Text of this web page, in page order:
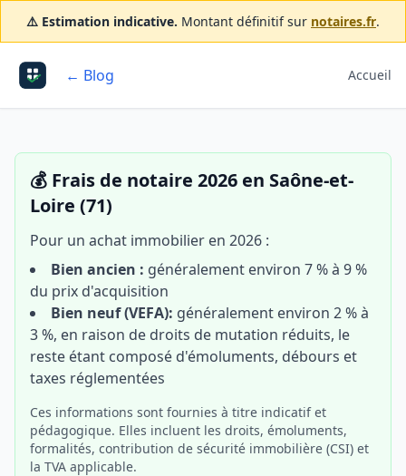
⚠️ Estimation indicative. Montant définitif sur notaires.fr.
← Blog Accueil
💰 Frais de notaire 2026 en Saône-et-
Loire (71)
Pour un achat immobilier en 2026 :
Bien ancien : généralement environ 7 % à 9 %
du prix d'acquisition
Bien neuf (VEFA): généralement environ 2 % à
3 %, en raison de droits de mutation réduits, le
reste étant composé d'émoluments, débours et
taxes réglementées
Ces informations sont fournies à titre indicatif et
pédagogique. Elles incluent les droits, émoluments,
formalités, contribution de sécurité immobilière (CSI) et
la TVA applicable.